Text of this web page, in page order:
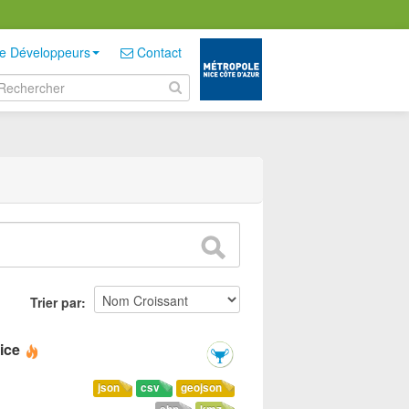
Développeurs Contact
Trier par
geojson
csv
json